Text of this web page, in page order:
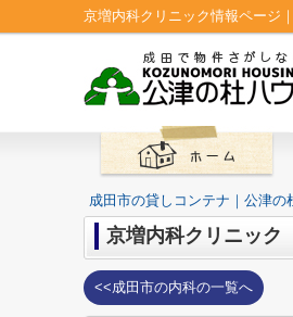
京増内科クリニック情報ページ
成田市の貸しコンテナ｜公津の
京増内科クリニック
<<成田市の内科の一覧へ